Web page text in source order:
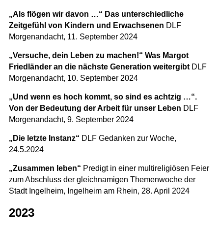
„Als flögen wir davon …“ Das unterschiedliche
Zeitgefühl von Kindern und Erwachsenen DLF
Morgenandacht, 11. September 2024
„Versuche, dein Leben zu machen!“ Was Margot
Friedländer an die nächste Generation weitergibt DLF
Morgenandacht, 10. September 2024
„Und wenn es hoch kommt, so sind es achtzig …“.
Von der Bedeutung der Arbeit für unser Leben DLF
Morgenandacht, 9. September 2024
„Die letzte Instanz“ DLF Gedanken zur Woche,
24.5.2024
„Zusammen leben“ Predigt in einer multireligiösen Feier
zum Abschluss der gleichnamigen Themenwoche der
Stadt Ingelheim, Ingelheim am Rhein, 28. April 2024
2023